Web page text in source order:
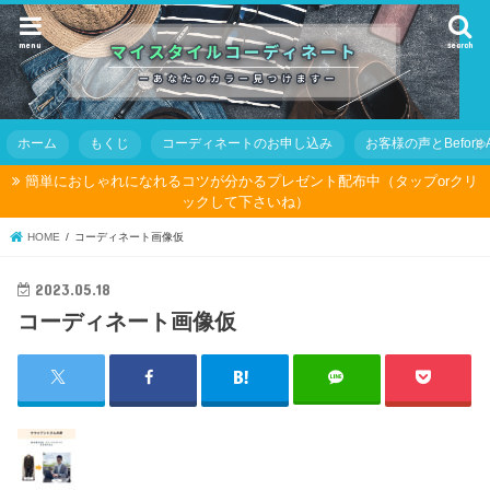
search
menu
ホーム もくじ コーディネートのお申し込み お客様の声とBefore
簡単におしゃれになれるコツが分かるプレゼント配布中（タップorクリ
ックして下さいね）
HOME コーディネート画像仮
2023.05.18
コーディネート画像仮